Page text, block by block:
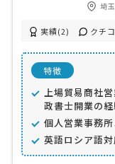
埼
実績(2) クチ
特徴
上場貿易商社
政書士開業の
個人営業事務
英語ロシア語